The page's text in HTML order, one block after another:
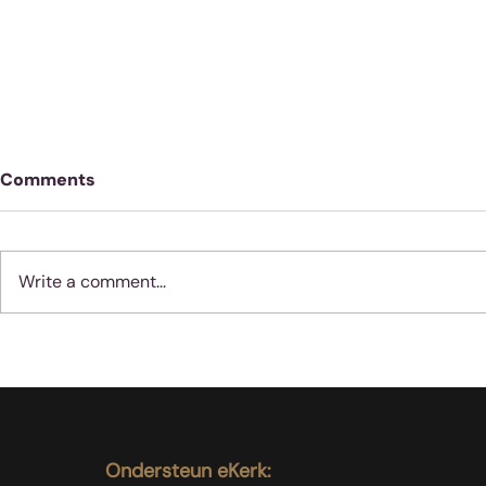
Comments
Write a comment...
Ondersteun eKerk: